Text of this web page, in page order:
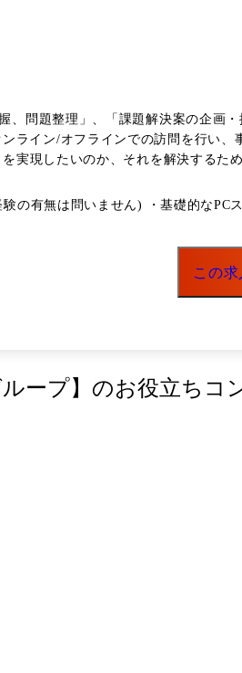
、問題整理」、「課題解決案の企画
実現したいのか、それを解決する
がる企画案の設計と提案 ・案件リ
の有無は問いません) ・基礎的なPC
この
ープ】 のお役立ちコ